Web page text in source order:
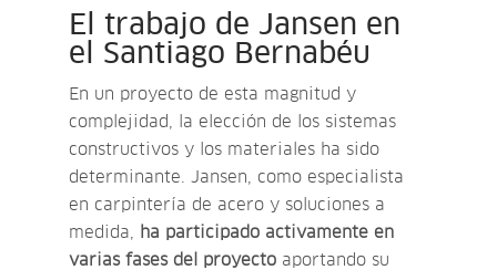
El trabajo de Jansen en
el Santiago Bernabéu
En un proyecto de esta magnitud y
complejidad, la elección de los sistemas
constructivos y los materiales ha sido
determinante. Jansen, como especialista
en carpintería de acero y soluciones a
medida,
ha participado activamente en
varias fases del proyecto aportando su